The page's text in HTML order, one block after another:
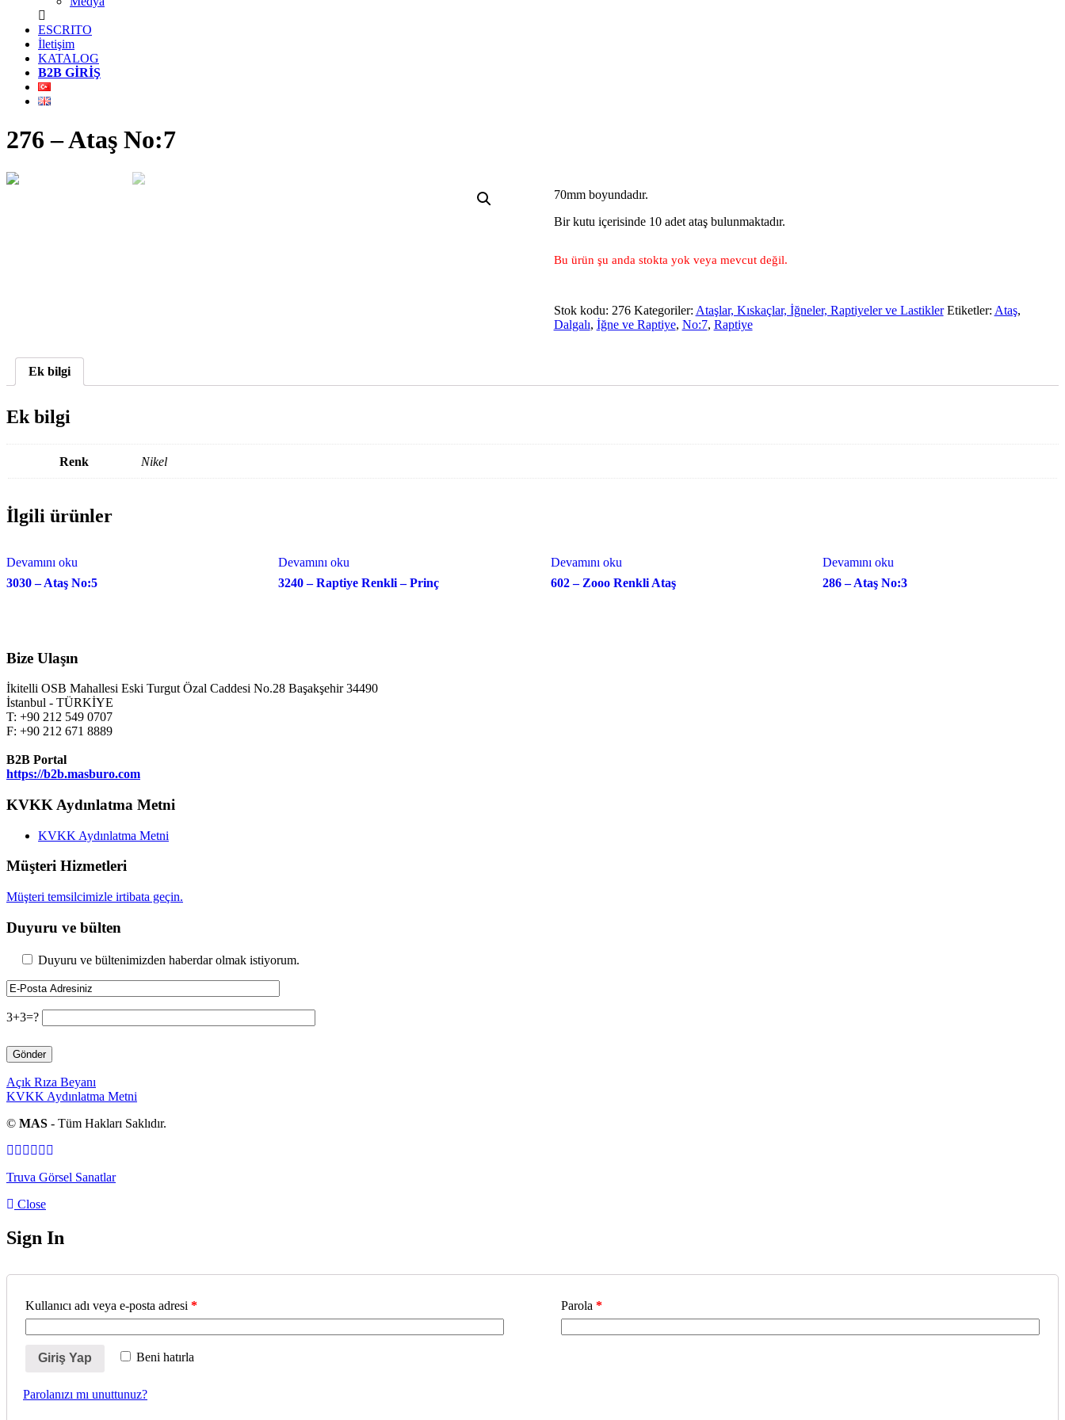
ESCRITO
İletişim
KATALOG
B2B GİRİŞ
276 – Ataş No:7
70mm boyundadır.
Bir kutu içerisinde 10 adet ataş bulunmaktadır.
Bu ürün şu anda stokta yok veya mevcut değil.
Stok kodu: 276 Kategoriler: Ataşlar, Kıskaçlar, İğneler, Raptiyeler ve Lastikler Etiketler: Ataş,
Dalgalı, İğne ve Raptiye, No:7, Raptiye
Ek bilgi
Ek bilgi
Renk Nikel
İlgili ürünler
Devamını oku
3030 – Ataş No:5
Devamını oku
3240 – Raptiye Renkli – Prinç
Devamını oku
602 – Zooo Renkli Ataş
Devamını oku
286 – Ataş No:3
Bize Ulaşın
İkitelli OSB Mahallesi Eski Turgut Özal Caddesi No.28 Başakşehir 34490
İstanbul - TÜRKİYE
T: +90 212 549 0707
F: +90 212 671 8889
B2B Portal
https://b2b.masburo.com
KVKK Aydınlatma Metni
KVKK Aydınlatma Metni
Müşteri Hizmetleri
Müşteri temsilcimizle irtibata geçin.
Duyuru ve bülten
Duyuru ve bültenimizden haberdar olmak istiyorum.
3+3=?
Açık Rıza Beyanı
KVKK Aydınlatma Metni
© MAS - Tüm Hakları Saklıdır.
Truva Görsel Sanatlar
Close
Sign In
Kullanıcı adı veya e-posta adresi * Parola *
Beni hatırla
Giriş Yap
Parolanızı mı unuttunuz?